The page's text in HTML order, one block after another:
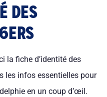
DES
la fiche d’identité des
les infos essentielles pour
en un coup d’œil.